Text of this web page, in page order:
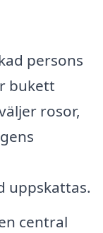
persons
bukett
rosor,
uppskattas.
central